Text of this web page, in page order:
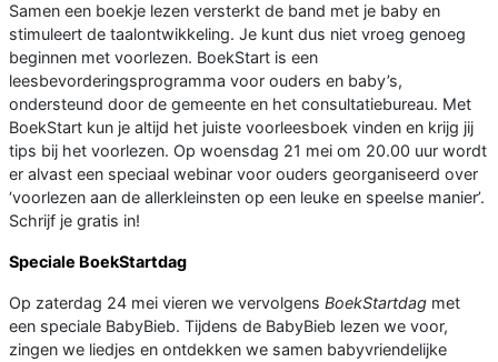
Samen een boekje lezen versterkt de band met je baby en
stimuleert de taalontwikkeling. Je kunt dus niet vroeg genoeg
beginnen met voorlezen. BoekStart is een
leesbevorderingsprogramma voor ouders en baby’s,
ondersteund door de gemeente en het consultatiebureau. Met
BoekStart kun je altijd het juiste voorleesboek vinden en krijg jij
tips bij het voorlezen. Op woensdag 21 mei om 20.00 uur wordt
er alvast een speciaal webinar voor ouders georganiseerd over
‘voorlezen aan de allerkleinsten op een leuke en speelse manier’.
Schrijf je gratis in!
Speciale BoekStartdag
Op zaterdag 24 mei vieren we vervolgens BoekStartdag met
een speciale BabyBieb. Tijdens de BabyBieb lezen we voor,
zingen we liedjes en ontdekken we samen babyvriendelijke